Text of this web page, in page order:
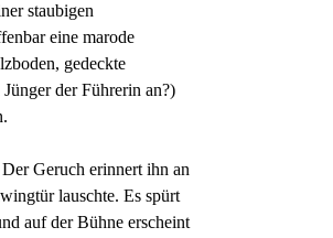
staubigen
eine marode
gedeckte
der Führerin an?)
Geruch erinnert ihn an
lauschte. Es spürt
auf der Bühne erscheint